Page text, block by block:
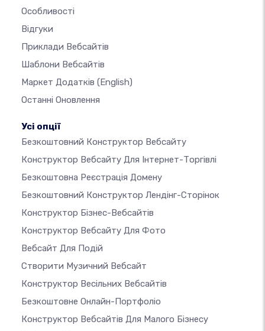
Особливості
Відгуки
Приклади Вебсайтів
Шаблони Вебсайтів
Маркет Додатків (English)
Останні Оновлення
Усі опції
Безкоштовний Конструктор Вебсайту
Конструктор Вебсайту Для Інтернет-Торгівлі
Безкоштовна Реєстрація Домену
Безкоштовний Конструктор Лендінг-Сторінок
Конструктор Бізнес-Вебсайтів
Конструктор Вебсайту Для Фото
Вебсайт Для Подій
Створити Музичний Вебсайт
Конструктор Весільних Вебсайтів
Безкоштовне Онлайн-Портфоліо
Конструктор Вебсайтів Для Малого Бізнесу